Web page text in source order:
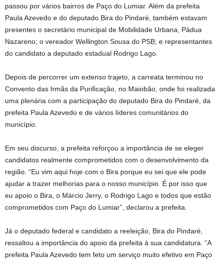
passou por vários bairros de Paço do Lumiar. Além da prefeita
Paula Azevedo e do deputado Bira do Pindaré, também estavam
presentes o secretário municipal de Mobilidade Urbana, Pádua
Nazareno; o vereador Wellington Sousa do PSB; e representantes
do candidato a deputado estadual Rodrigo Lago.
Depois de percorrer um extenso trajeto, a carreata terminou no
Convento das Irmãs da Purificação, no Maiobão, onde foi realizada
uma plenária com a participação do deputado Bira do Pindaré, da
prefeita Paula Azevedo e de vários líderes comunitários do
município.
Em seu discurso, a prefeita reforçou a importância de se eleger
candidatos realmente comprometidos com o desenvolvimento da
região. “Eu vim aqui hoje com o Bira porque eu sei que ele pode
ajudar a trazer melhorias para o nosso município. É por isso que
eu apoio o Bira, o Márcio Jerry, o Rodrigo Lago e todos que estão
comprometidos com Paço do Lumiar”, declarou a prefeita.
Já o deputado federal e candidato a reeleição, Bira do Pindaré,
ressaltou a importância do apoio da prefeita à sua candidatura. “A
prefeita Paula Azevedo tem feto um serviço muito efetivo em Paço